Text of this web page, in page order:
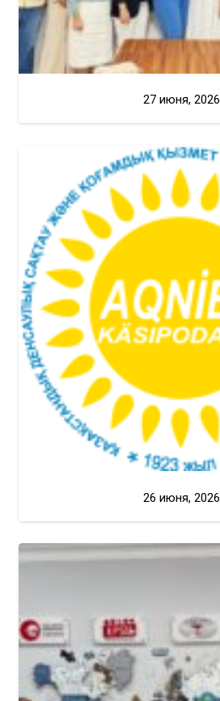
27 июня, 2026
26 июня, 2026